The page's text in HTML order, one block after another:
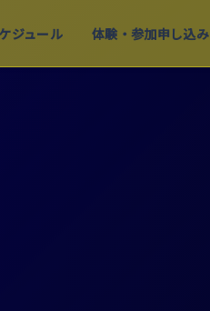
ジュール 体験・参加申し込み